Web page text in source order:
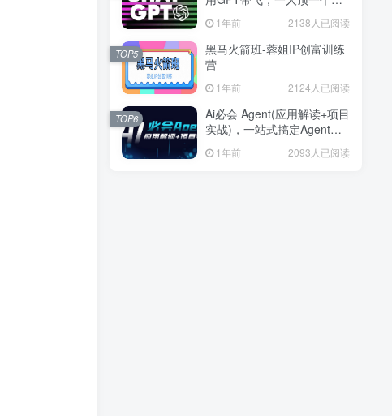
1年前 2138人已阅读
黑马火箭班-蓉姐IP创富训练
营
1年前 2124人已阅读
TOP5
Ai必会 Agent(应用解读+项目
实战)，一站式搞定Agent应
1年前 2093人已阅读
TOP6